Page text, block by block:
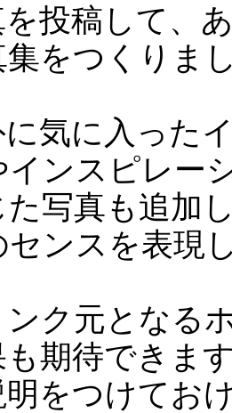
投稿して、
集をつくりま
気に入った
インスピレー
た写真も追加
センスを表現
ク元となる
期待できま
をつけてお